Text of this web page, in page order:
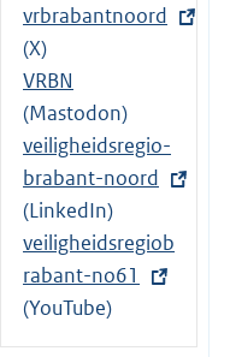
n
e
l
n
k
E
x
t
e
r
n
e
l
i
n
k
vrbrabantnoord
(X)
VRBN
(Mastodon)
E
x
t
e
r
n
e
veiligheidsregio-
brabant-noord
(LinkedIn)
E
x
t
e
veiligheidsregiob
rabant-no61
(YouTube)